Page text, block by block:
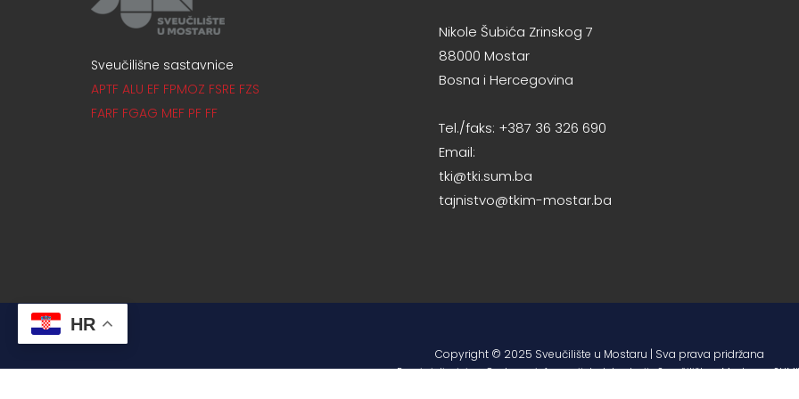
Sveučilišne sastavnice
APTF ALU EF FPMOZ FSRE FZS
FARF FGAG MEF PF FF
Nikole Šubića Zrinskog 7
88000 Mostar
Bosna i Hercegovina
Tel./faks: +387 36 326 690
Email:
tki@tki.sum.ba
tajnistvo@tkim-mostar.ba
Copyright © 2025 Sveučilište u Mostaru | Sva prava pridržana
Razvio i dizajnirao Centar za informacijske tehnologije Sveučilišta u Mostaru –
HR